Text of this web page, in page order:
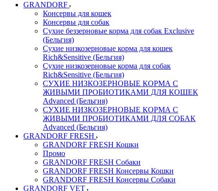
GRANDORF
Консервы для кошек
Консервы для собак
Сухие беззерновые корма для собак Exclusive
(Бельгия)
Сухие низкозерновые корма для кошек
Rich&Sensitive (Бельгия)
Сухие низкозерновые корма для собак
Rich&Sensitive (Бельгия)
СУХИЕ НИЗКОЗЕРНОВЫЕ КОРМА С
ЖИВЫМИ ПРОБИОТИКАМИ ДЛЯ КОШЕК
Advanced (Бельгия)
СУХИЕ НИЗКОЗЕРНОВЫЕ КОРМА С
ЖИВЫМИ ПРОБИОТИКАМИ ДЛЯ СОБАК
Advanced (Бельгия)
GRANDORF FRESH
GRANDORF FRESH Кошки
Промо
GRANDORF FRESH Собаки
GRANDORF FRESH Консервы Кошки
GRANDORF FRESH Консервы Собаки
GRANDORF VET